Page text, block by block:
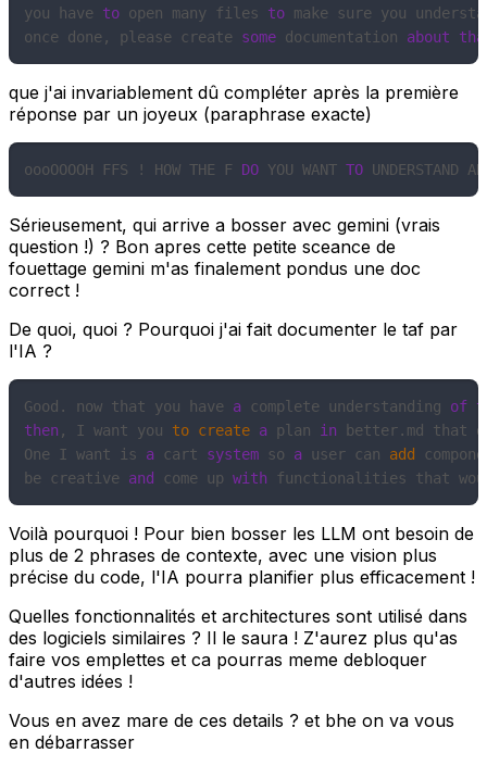
you have to open many files to make sure you
once done, please create some documentation about
que j'ai invariablement dû compléter après la première
réponse par un joyeux (paraphrase exacte)
oooOOOOH FFS ! HOW THE F DO YOU WANT TO UNDERSTAND
Sérieusement, qui arrive a bosser avec gemini (vrais
question !) ? Bon apres cette petite sceance de
fouettage gemini m'as finalement pondus une doc
correct !
De quoi, quoi ? Pourquoi j'ai fait documenter le taf par
l'IA ?
Good. now that you have a complete understanding of
then , I want you to create a plan in better.md that
One I want is a cart system so a user can add
be creative and come up with functionalities that
Voilà pourquoi ! Pour bien bosser les LLM ont besoin de
plus de 2 phrases de contexte, avec une vision plus
précise du code, l'IA pourra planifier plus efficacement !
Quelles fonctionnalités et architectures sont utilisé dans
des logiciels similaires ? Il le saura ! Z'aurez plus qu'as
faire vos emplettes et ca pourras meme debloquer
d'autres idées !
Vous en avez mare de ces details ? et bhe on va vous
en débarrasser